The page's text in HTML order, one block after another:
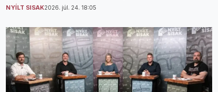
NYÍLT SISAK2026. júl. 24. 18:05